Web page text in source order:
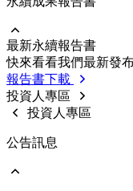
功能性委員會
永續供應鏈
企業誠信經營
内部稽核
重要規章制度
利害關係人聯絡
利害關係人投訴
利害關係人線上
前往 永續成果
歷年報告書下載
最新永續報告書
快來看看我們最新發
報告書下載
投資人專區
投資人專區
公告訊息